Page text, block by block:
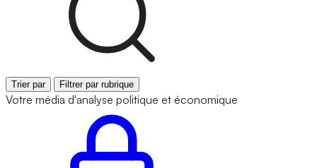
Trier par Filtrer par rubrique
Votre média d'analyse politique et économique